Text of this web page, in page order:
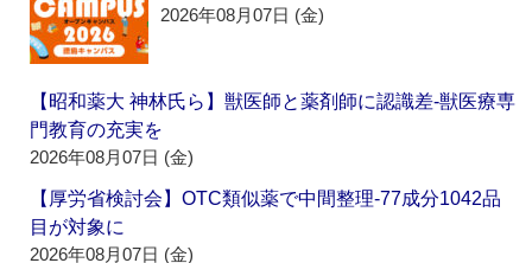
2026年08月07日 (金)
【昭和薬大 神林氏ら】獣医師と薬剤師に認識差‐獣医療専
門教育の充実を
2026年08月07日 (金)
【厚労省検討会】OTC類似薬で中間整理‐77成分1042品
目が対象に
2026年08月07日 (金)